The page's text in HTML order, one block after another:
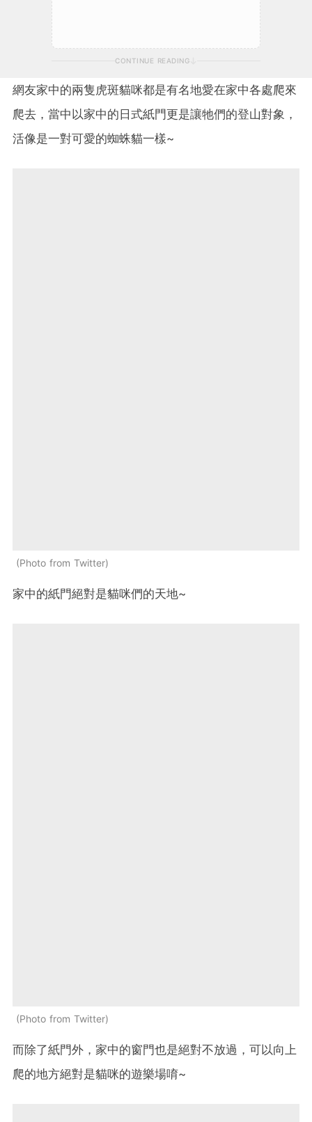
CONTINUE READING
網友家中的兩隻虎斑貓咪都是有名地愛在家中各處爬來
爬去，當中以家中的日式紙門更是讓牠們的登山對象，
活像是一對可愛的蜘蛛貓一樣~
Photo from Twitter
家中的紙門絕對是貓咪們的天地~
Photo from Twitter
而除了紙門外，家中的窗門也是絕對不放過，可以向上
爬的地方絕對是貓咪的遊樂場唷~